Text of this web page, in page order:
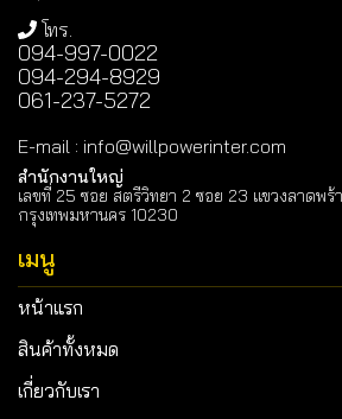
โทร.
094-997-0022
094-294-8929
061-237-5272
E-mail : info@willpowerinter.com
สำนักงานใหญ่
เลขที่ 25 ซอย สตรีวิทยา 2 ซอย 23 แขวงลาดพร้
กรุงเทพมหานคร 10230
เมนู
หน้าแรก
สินค้าทั้งหมด
เกี่ยวกับเรา